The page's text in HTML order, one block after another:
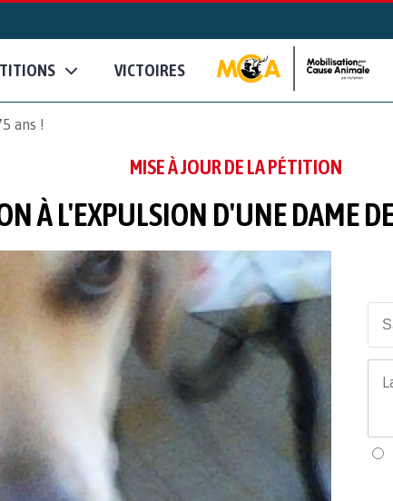
VICTOIRES
ans !
MISE À JOUR DE LA PÉTITION
À L'EXPULSION D'UNE DAME